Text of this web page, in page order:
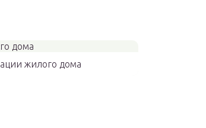
жилого дома